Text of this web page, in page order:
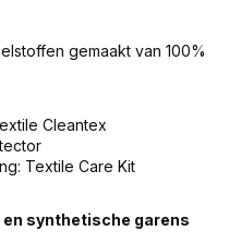
gemaakt van 100%
Cleantex
Textile Care Kit
synthetische garens